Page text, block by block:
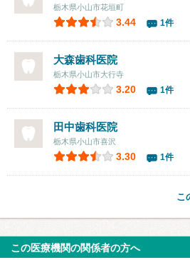
栃木県小山市花垣町
3.44 1件
大森歯科医院
栃木県小山市大行寺
3.20 1件
田中歯科医院
栃木県小山市喜沢
3.30 1件
こ
この医療機関の関係者の方へ